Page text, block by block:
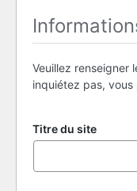
Veuillez renseigner
inquiétez pas,
Titre du site